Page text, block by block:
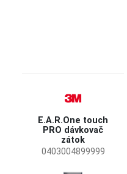
E.A.R.One touch
PRO dávkovač
zátok
0403004899999